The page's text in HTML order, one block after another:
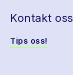
Kontakt oss
Tips oss!